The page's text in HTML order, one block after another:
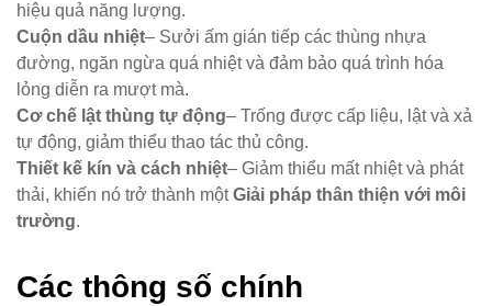
hiệu quả năng lượng.
Cuộn dầu nhiệt– Sưởi ấm gián tiếp các thùng nhựa
đường, ngăn ngừa quá nhiệt và đảm bảo quá trình hóa
lỏng diễn ra mượt mà.
Cơ chế lật thùng tự động– Trống được cấp liệu, lật và xả
tự động, giảm thiểu thao tác thủ công.
Thiết kế kín và cách nhiệt– Giảm thiểu mất nhiệt và phát
thải, khiến nó trở thành một ​Giải pháp thân thiện với môi
trường.
Các thông số chính